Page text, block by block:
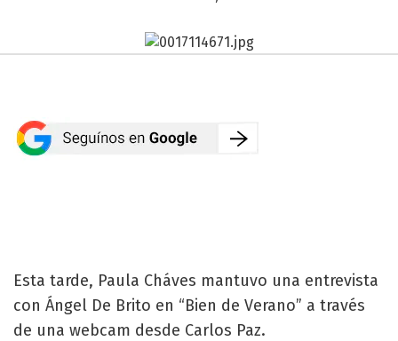
Esta tarde, Paula Cháves mantuvo una entrevista
con Ángel De Brito en “Bien de Verano” a través
de una webcam desde Carlos Paz.